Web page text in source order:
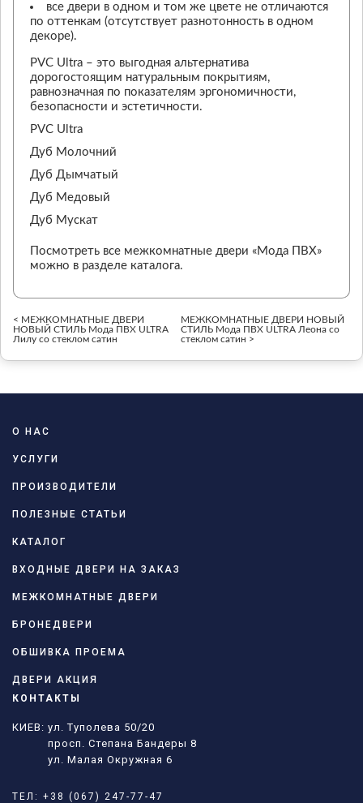
все двери в одном и том же цвете не отличаются
по оттенкам (отсутствует разнотонность в одном
декоре).
PVC Ultra – это выгодная альтернатива
дорогостоящим натуральным покрытиям,
равнозначная по показателям эргономичности,
безопасности и эстетичности.
PVC Ultra
Дуб Молочний
Дуб Дымчатый
Дуб Медовый
Дуб Мускат
Посмотреть все межкомнатные двери «Мода ПВХ»
можно в разделе каталога.
< МЕЖКОМНАТНЫЕ ДВЕРИ
НОВЫЙ СТИЛЬ Мода ПВХ ULTRA
Лилу со стеклом сатин
МЕЖКОМНАТНЫЕ ДВЕРИ НОВЫЙ
СТИЛЬ Мода ПВХ ULTRA Леона со
стеклом сатин >
О НАС
УСЛУГИ
ПРОИЗВОДИТЕЛИ
ПОЛЕЗНЫЕ СТАТЬИ
КАТАЛОГ
ВХОДНЫЕ ДВЕРИ НА ЗАКАЗ
МЕЖКОМНАТНЫЕ ДВЕРИ
БРОНЕДВЕРИ
ОБШИВКА ПРОЕМА
ДВЕРИ АКЦИЯ
КОНТАКТЫ
КИЕВ: ул. Туполева 50/20
просп. Степана Бандеры 8
ул. Малая Окружная 6
ТЕЛ: +38 (067) 247-77-47